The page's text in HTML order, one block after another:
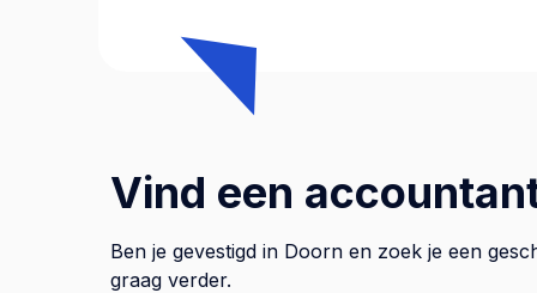
Vind een
Ben je gevestigd in Doorn en zoek je een
graag verder.